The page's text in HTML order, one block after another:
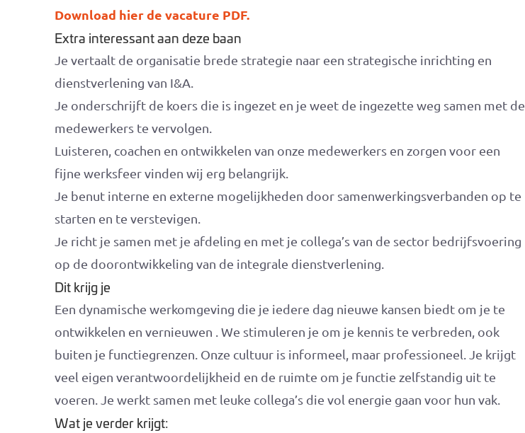
Download hier de vacature PDF.
Extra interessant aan deze baan
Je vertaalt de organisatie brede strategie naar een strategische inrichting en
dienstverlening van I&A.
Je onderschrijft de koers die is ingezet en je weet de ingezette weg samen met de
medewerkers te vervolgen.
Luisteren, coachen en ontwikkelen van onze medewerkers en zorgen voor een
fijne werksfeer vinden wij erg belangrijk.
Je benut interne en externe mogelijkheden door samenwerkingsverbanden op te
starten en te verstevigen.
Je richt je samen met je afdeling en met je collega’s van de sector bedrijfsvoering
op de doorontwikkeling van de integrale dienstverlening.
Dit krijg je
Een dynamische werkomgeving die je iedere dag nieuwe kansen biedt om je te
ontwikkelen en vernieuwen . We stimuleren je om je kennis te verbreden, ook
buiten je functiegrenzen. Onze cultuur is informeel, maar professioneel. Je krijgt
veel eigen verantwoordelijkheid en de ruimte om je functie zelfstandig uit te
voeren. Je werkt samen met leuke collega’s die vol energie gaan voor hun vak.
Wat je verder krijgt: